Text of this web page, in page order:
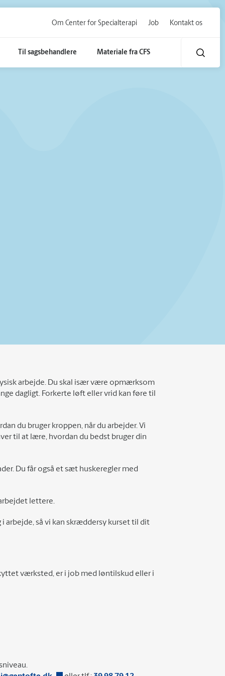
Om Center for Specialterapi Job Kontakt os
Til sagsbehandlere Materiale fra CFS
arbejde. Du skal især være opmærksom
dagligt. Forkerte løft eller vrid kan føre til
du bruger kroppen, når du arbejder. Vi
til at lære, hvordan du bedst bruger din
Du får også et sæt huskeregler med
lettere.
arbejde, så vi kan skræddersy kurset til dit
værksted, er i job med løntilskud eller i